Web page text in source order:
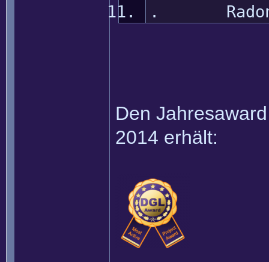
. Radon
Den
2014 erhält: